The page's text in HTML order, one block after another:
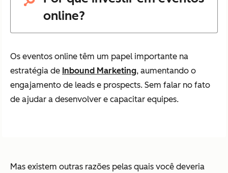
online?
Os eventos online têm um papel importante na
estratégia de Inbound Marketing, aumentando o
engajamento de leads e prospects. Sem falar no fato
de ajudar a desenvolver e capacitar equipes.
Mas existem outras razões pelas quais você deveria